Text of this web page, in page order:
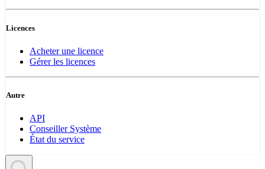
Licences
Acheter une licence
Gérer les licences
Autre
API
Conseiller Système
État du service